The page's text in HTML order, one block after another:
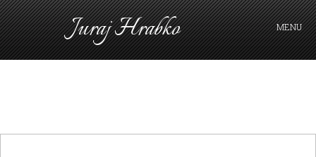
Juraj Hrabko MENU
PRIHLÁSIŤ SA